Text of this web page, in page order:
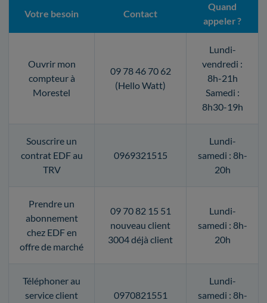
Votre besoin Contact
Quand
appeler ?
Ouvrir mon
compteur à
Morestel
09 78 46 70 62
(Hello Watt)
Lundi-
vendredi :
8h-21h
Samedi :
8h30-19h
Souscrire un
contrat EDF au
TRV
0969321515
Lundi-
samedi : 8h-
20h
Prendre un
abonnement
chez EDF en
offre de marché
09 70 82 15 51
nouveau client
3004 déjà client
Lundi-
samedi : 8h-
20h
Téléphoner au
service client
0970821551
Lundi-
samedi : 8h-